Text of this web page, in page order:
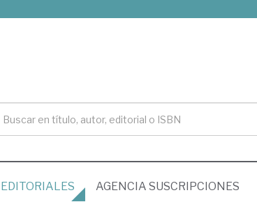
EDITORIALES AGENCIA SUSCRIPCIONES